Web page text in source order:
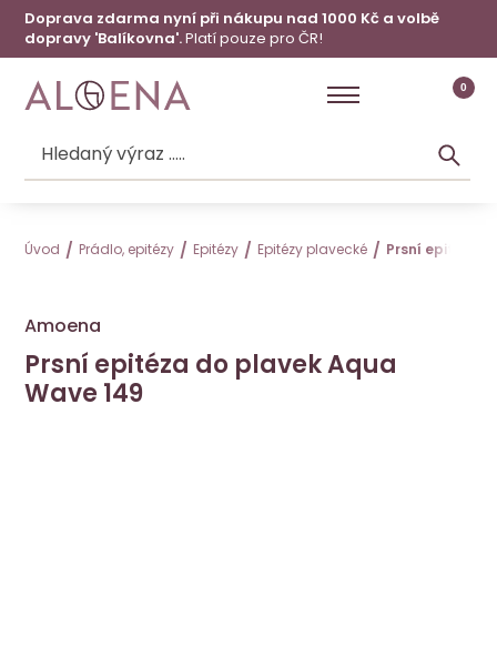
Doprava zdarma nyní při nákupu nad 1000 Kč a volbě
dopravy 'Balíkovna'.Platí pouze pro ČR!
0
Úvod Prádlo, epitézy Epitézy Epitézy plavecké Prsní epitéza
Amoena
Prsní epitéza do plavek Aqua
Wave 149